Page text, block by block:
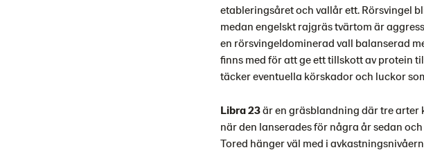
etableringsåret och vallår ett. Rörsvingel
medan engelskt rajgräs tvärtom är
en rörsvingeldominerad vall balanserad
finns med för att ge ett tillskott av protein
täcker eventuella körskador och luckor
Libra 23är en gräsblandning där tre arter
när den lanserades för några år sedan
Tored hänger väl med i